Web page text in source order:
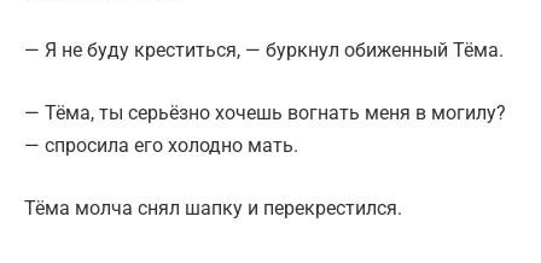
— Я не буду креститься, — буркнул обиженный Тёма.
— Тёма, ты серьёзно хочешь вогнать меня в могилу?
— спросила его холодно мать.
Тёма молча снял шапку и перекрестился.